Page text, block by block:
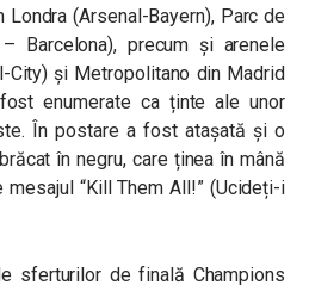
(Arsenal-Bayern), Parc de
Barcelona), precum și arenele
City) și Metropolitano din Madrid
enumerate ca ținte ale unor
În postare a fost atașată și o
în negru, care ținea în mână
“Kill Them All!” (Ucideți-i
sferturilor de finală Champions